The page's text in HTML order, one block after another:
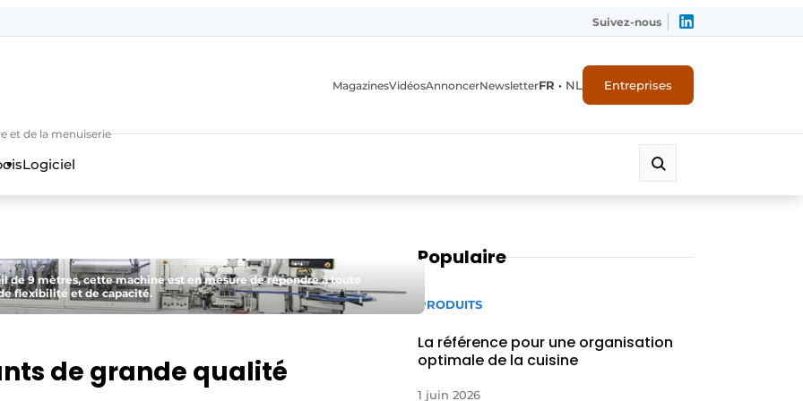
Suivez-nous
et de la menuiserie
MagazinesVidéosAnnoncerNewsletterFR • NL Entreprises
Logiciel
de 9 mètres, cette machine est en mesure de répondre à toute
flexibilité et de capacité.
de grande qualité
Populaire
PRODUITS
La référence pour une organisation
optimale de la cuisine
1 juin 2026